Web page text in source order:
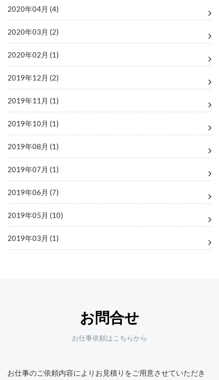
2020年04月 (4)
2020年03月 (2)
2020年02月 (1)
2019年12月 (2)
2019年11月 (1)
2019年10月 (1)
2019年08月 (1)
2019年07月 (1)
2019年06月 (7)
2019年05月 (10)
2019年03月 (1)
お問合せ
お仕事依頼はこちらから
お仕事のご依頼内容によりお見積りをご用意させていただき